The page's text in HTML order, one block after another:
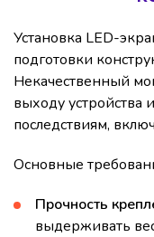
Установка LED-
подготовки
Некачественный
выходу устройства
последствиям,
Основные
Прочность
выдерживать